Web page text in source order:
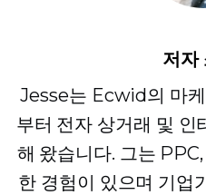
저자
Jesse는 Ecwid의 마
부터 전자 상거래 및 인
해 왔습니다. 그는
한 경험이 있으며 기업